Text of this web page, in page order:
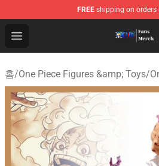
FREE shipping on orders
Open menu
One Piece Store - Official One
홈/One Piece Figures &amp; Toys/